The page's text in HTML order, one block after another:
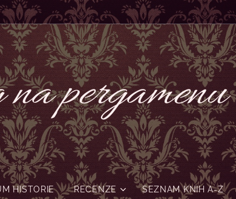
pergamenu
HISTORIE RECENZE SEZNAM KNIH A-Z